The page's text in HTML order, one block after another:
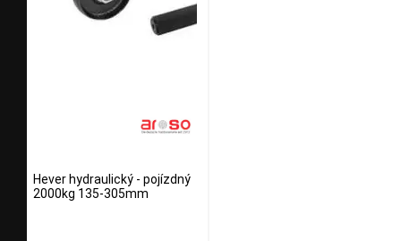
Hever hydraulický - pojízdný
2000kg 135-305mm